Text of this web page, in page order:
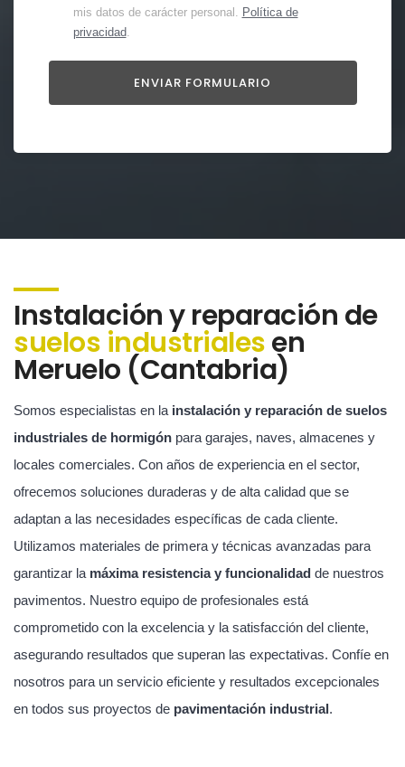
mis datos de carácter personal. Política de
privacidad.
Instalación y reparación de
suelos industrialesen
Meruelo (Cantabria)
Somos especialistas en la instalación y reparación de suelos
industriales de hormigón para garajes, naves, almacenes y
locales comerciales. Con años de experiencia en el sector,
ofrecemos soluciones duraderas y de alta calidad que se
adaptan a las necesidades específicas de cada cliente.
Utilizamos materiales de primera y técnicas avanzadas para
garantizar la máxima resistencia y funcionalidad de nuestros
pavimentos. Nuestro equipo de profesionales está
comprometido con la excelencia y la satisfacción del cliente,
asegurando resultados que superan las expectativas. Confíe en
nosotros para un servicio eficiente y resultados excepcionales
en todos sus proyectos de pavimentación industrial.